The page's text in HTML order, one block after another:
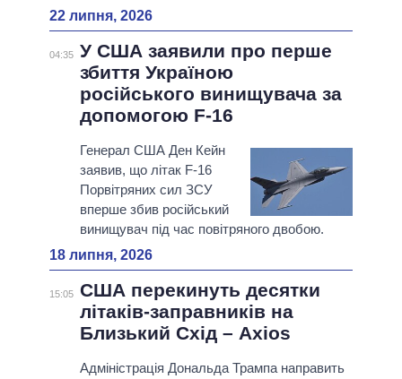
22 липня, 2026
04:35 У США заявили про перше
збиття Україною
російського винищувача за
допомогою F-16
Генерал США Ден Кейн
заявив, що літак F-16
Порвітряних сил ЗСУ
вперше збив російський
винищувач під час повітряного двобою.
18 липня, 2026
15:05 США перекинуть десятки
літаків-заправників на
Близький Схід – Axios
Адміністрація Дональда Трампа направить